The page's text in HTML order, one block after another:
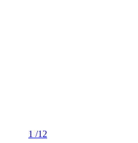
1 /12